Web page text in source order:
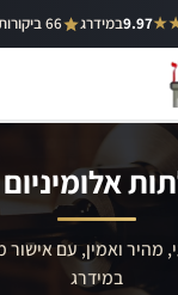
9.97במידרג 66 ביקורות בגוגל
במידרג